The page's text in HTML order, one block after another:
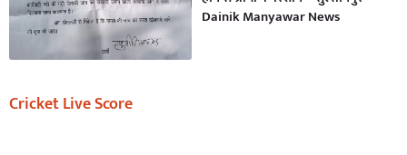
Dainik Manyawar News
Cricket Live Score